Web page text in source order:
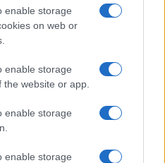
enable storage
on web or
enable storage
website or app.
enable storage
enable storage
a Mailchimp per
sulla privacy
in qualsiasi momento